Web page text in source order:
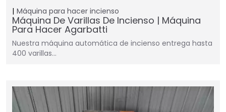
Máquina para hacer incienso
Máquina De Varillas De Incienso | Máquina
Para Hacer Agarbatti
Nuestra máquina automática de incienso entrega hasta
400 varillas…